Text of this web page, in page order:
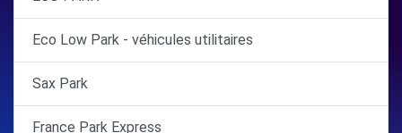
Eco Low Park - véhicules utilitaires
Sax Park
France Park Express